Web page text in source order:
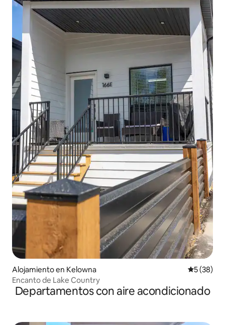
Alojamiento en Kelowna
5 (38)
Encanto de Lake Country
Departamentos con aire acondicionado